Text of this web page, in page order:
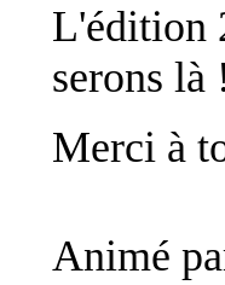
L'édition
serons là
Merci à
Animé